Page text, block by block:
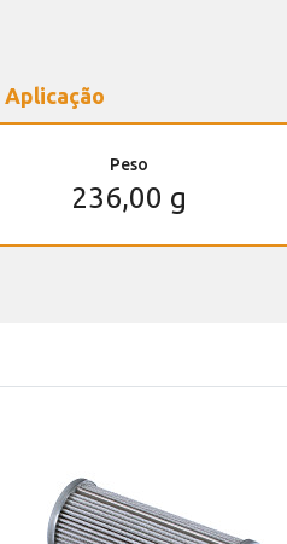
Aplicação
Peso
236,00 g